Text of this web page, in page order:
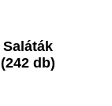
Saláták
(242 db)